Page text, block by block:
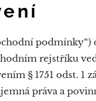
podmínky“)
rejstříku
§ 1751 odst. 1
práva a